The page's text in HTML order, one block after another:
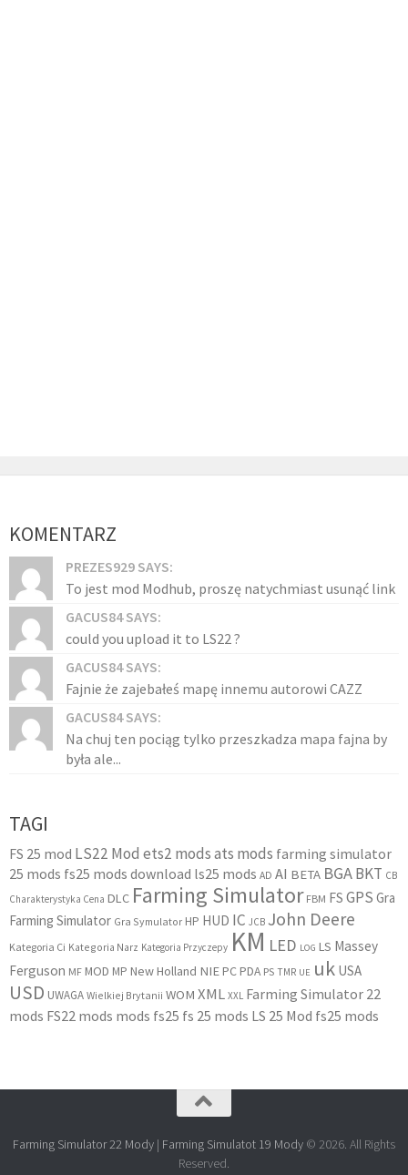
KOMENTARZ
PREZES929 SAYS:
To jest mod Modhub, proszę natychmiast usunąć link
GACUS84 SAYS:
could you upload it to LS22 ?
GACUS84 SAYS:
Fajnie że zajebałeś mapę innemu autorowi CAZZ
GACUS84 SAYS:
Na chuj ten pociąg tylko przeszkadza mapa fajna by
była ale...
TAGI
FS 25 mod LS22 Mod ets2 modsats mods farming simulator
25 mods fs25 mods download ls25 mods AD AI BETA BGABKT CB
Charakterystyka Cena DLC Farming Simulator FBM FS GPS Gra
Farming Simulator Gra Symulator HP HUD IC JCB John Deere
Kategoria Ci Kategoria Narz Kategoria Przyczepy KM LED LOG LS Massey
Ferguson MF MOD MP New Holland NIEPCPDA PS TMR UE uk USA
USD UWAGA Wielkiej Brytanii WOM XML XXL Farming Simulator 22
mods FS22 mods mods fs25 fs 25 mods LS 25 Mod fs25 mods
Farming Simulator 22 Mody | Farming Simulatot 19 Mody © 2026. All Rights
Reserved.